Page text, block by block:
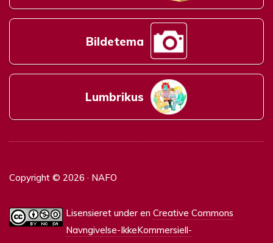
Bildetema
Lumbrikus
Copyright © 2026 · NAFO
Lisensieret under en Creative Commons
Navngivelse-IkkeKommersiell-